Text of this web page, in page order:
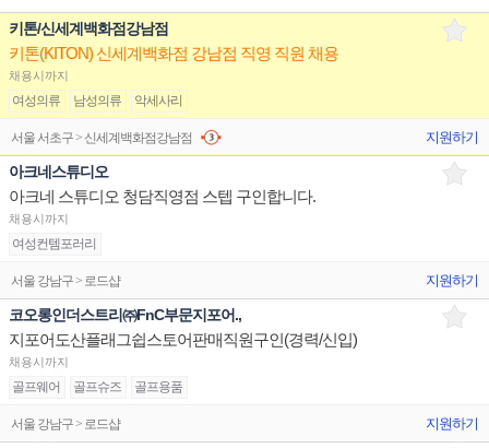
키톤/신세계백화점강남점
키톤(KITON) 신세계백화점 강남점 직영 직원 채용
채용시까지
여성의류 남성의류 악세사리
서울 서초구 > 신세계백화점강남점 지원하기
아크네스튜디오
아크네 스튜디오 청담직영점 스텝 구인합니다.
채용시까지
여성컨템포러리
서울 강남구 > 로드샵 지원하기
코오롱인더스트리㈜FnC부문지포어.,
지포어도산플래그쉽스토어판매직원구인(경력/신입)
채용시까지
골프웨어 골프슈즈 골프용품
서울 강남구 > 로드샵 지원하기